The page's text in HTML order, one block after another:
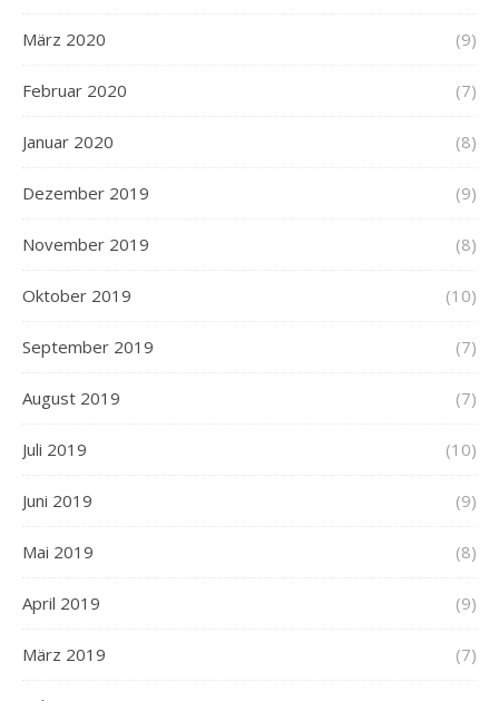
März 2020 (9)
Februar 2020 (7)
Januar 2020 (8)
Dezember 2019 (9)
November 2019 (8)
Oktober 2019 (10)
September 2019 (7)
August 2019 (7)
Juli 2019 (10)
Juni 2019 (9)
Mai 2019 (8)
April 2019 (9)
März 2019 (7)